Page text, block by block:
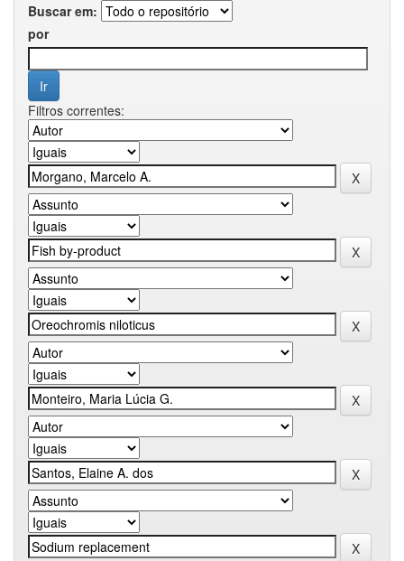
Buscar em:
por
Filtros correntes: